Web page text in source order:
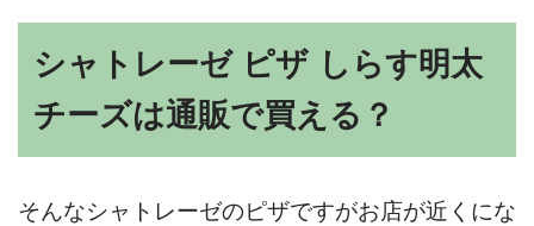
シャトレーゼ ピザ しらす明太
チーズは通販で買える？
そんなシャトレーゼのピザですがお店が近くにな